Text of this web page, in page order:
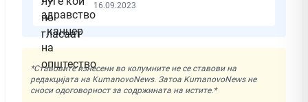
16.09.2023
*Ставовите изнесени во колумните не се ставови на
редакцијата на KumanovoNews. Затоа KumanovoNews не
сноси одоговорност за содржината на истите.*